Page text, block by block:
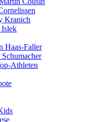
Kranich
Haas-Faller
Schumacher
Athleten